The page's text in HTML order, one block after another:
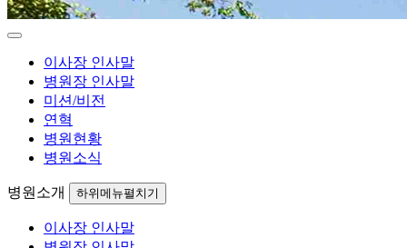
이사장 인사말
병원장 인사말
미션/비전
연혁
병원현황
병원소식
병원소개 하위메뉴펼치기
이사장 인사말